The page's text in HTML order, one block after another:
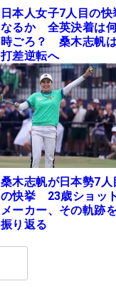
日本人女子7人目の快
なるか 全英決着は
時ごろ？ 桑木志帆
打差逆転へ
桑木志帆が日本勢7人
の快挙 23歳ショッ
メーカー、その軌跡
振り返る